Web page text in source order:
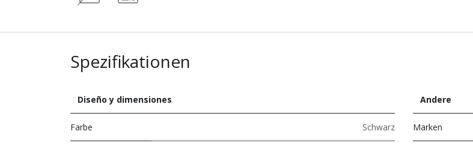
Spezifikationen
Diseño y dimensiones
Farbe Schwarz
Andere
Marken